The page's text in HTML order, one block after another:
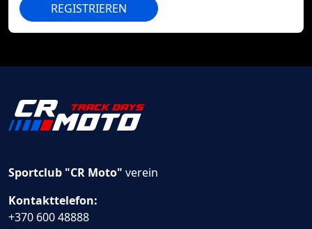
REGISTRIEREN
Sportclub "CR Moto" verein
Kontakttelefon:
+370 600 48888